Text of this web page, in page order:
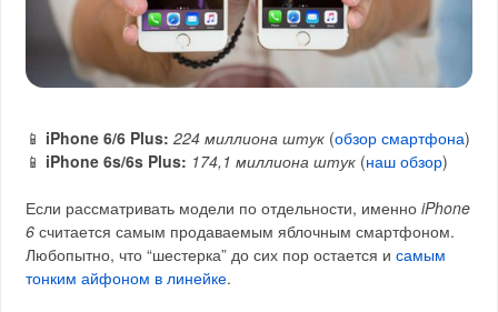
📱 iPhone 6/6 Plus: 224 миллиона штук (обзор смартфона)
📱 iPhone 6s/6s Plus: 174,1 миллиона штук (наш обзор)
Если рассматривать модели по отдельности, именноiPhone
6 считается самым продаваемым яблочным смартфоном.
Любопытно, что “шестерка” до сих пор остается исамым
тонким айфоном в линейке.